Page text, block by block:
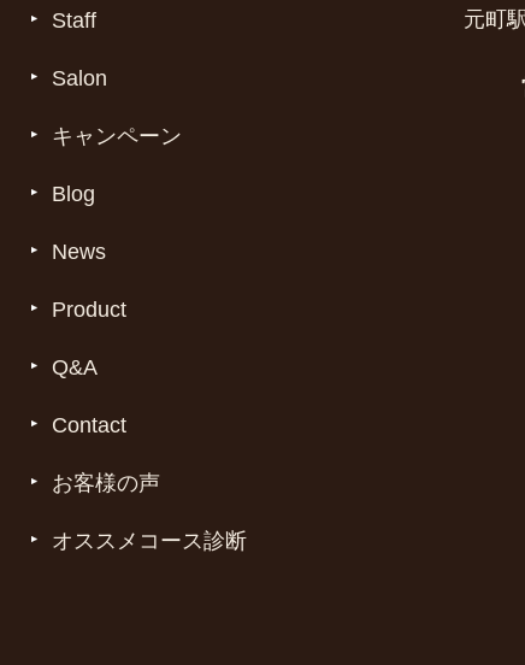
Staff
Salon
キャンペーン
Blog
News
Product
Q&A
Contact
お客様の声
オススメコース診断
元町